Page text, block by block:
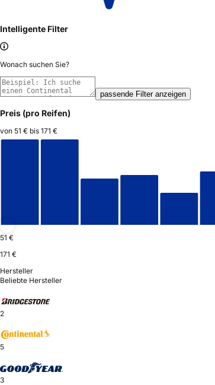
Intelligente Filter
Wonach suchen Sie?
passende Filter anzeigen
Preis (pro Reifen)
von 51 € bis 171 €
51 €
171 €
Hersteller
Beliebte Hersteller
2
5
3